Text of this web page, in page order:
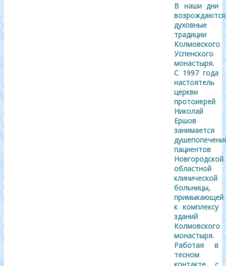
В наши дни
возрождаются
духовные
традиции
Колмовского
Успенского
монастыря.
С 1997 года
настоятель
церкви
протоиерей
Николай
Ершов
занимается
пациентов
Новгородской
областной
клинической
больницы,
примыкающей
к комплексу
зданий
Колмовского
монастыря.
Работая в
тесном